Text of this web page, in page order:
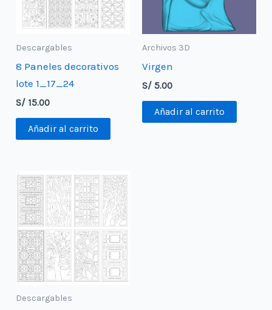
Descargables
8 Paneles decorativos
lote 1_17_24
S/ 15.00
Añadir al carrito
Archivos 3D
Virgen
S/ 5.00
Añadir al carrito
Descargables